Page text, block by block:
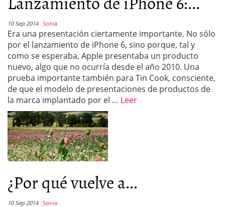
10 Sep 2014 Sonia
Era una presentación ciertamente importante. No sólo
por el lanzamiento de iPhone 6, sino porque, tal y
como se esperaba, Apple presentaba un producto
nuevo, algo que no ocurría desde el año 2010. Una
prueba importante también para Tin Cook, consciente,
de que el modelo de presentaciones de productos de
la marca implantado por el … Leer
¿Por qué vuelve a...
10 Sep 2014 Sonia